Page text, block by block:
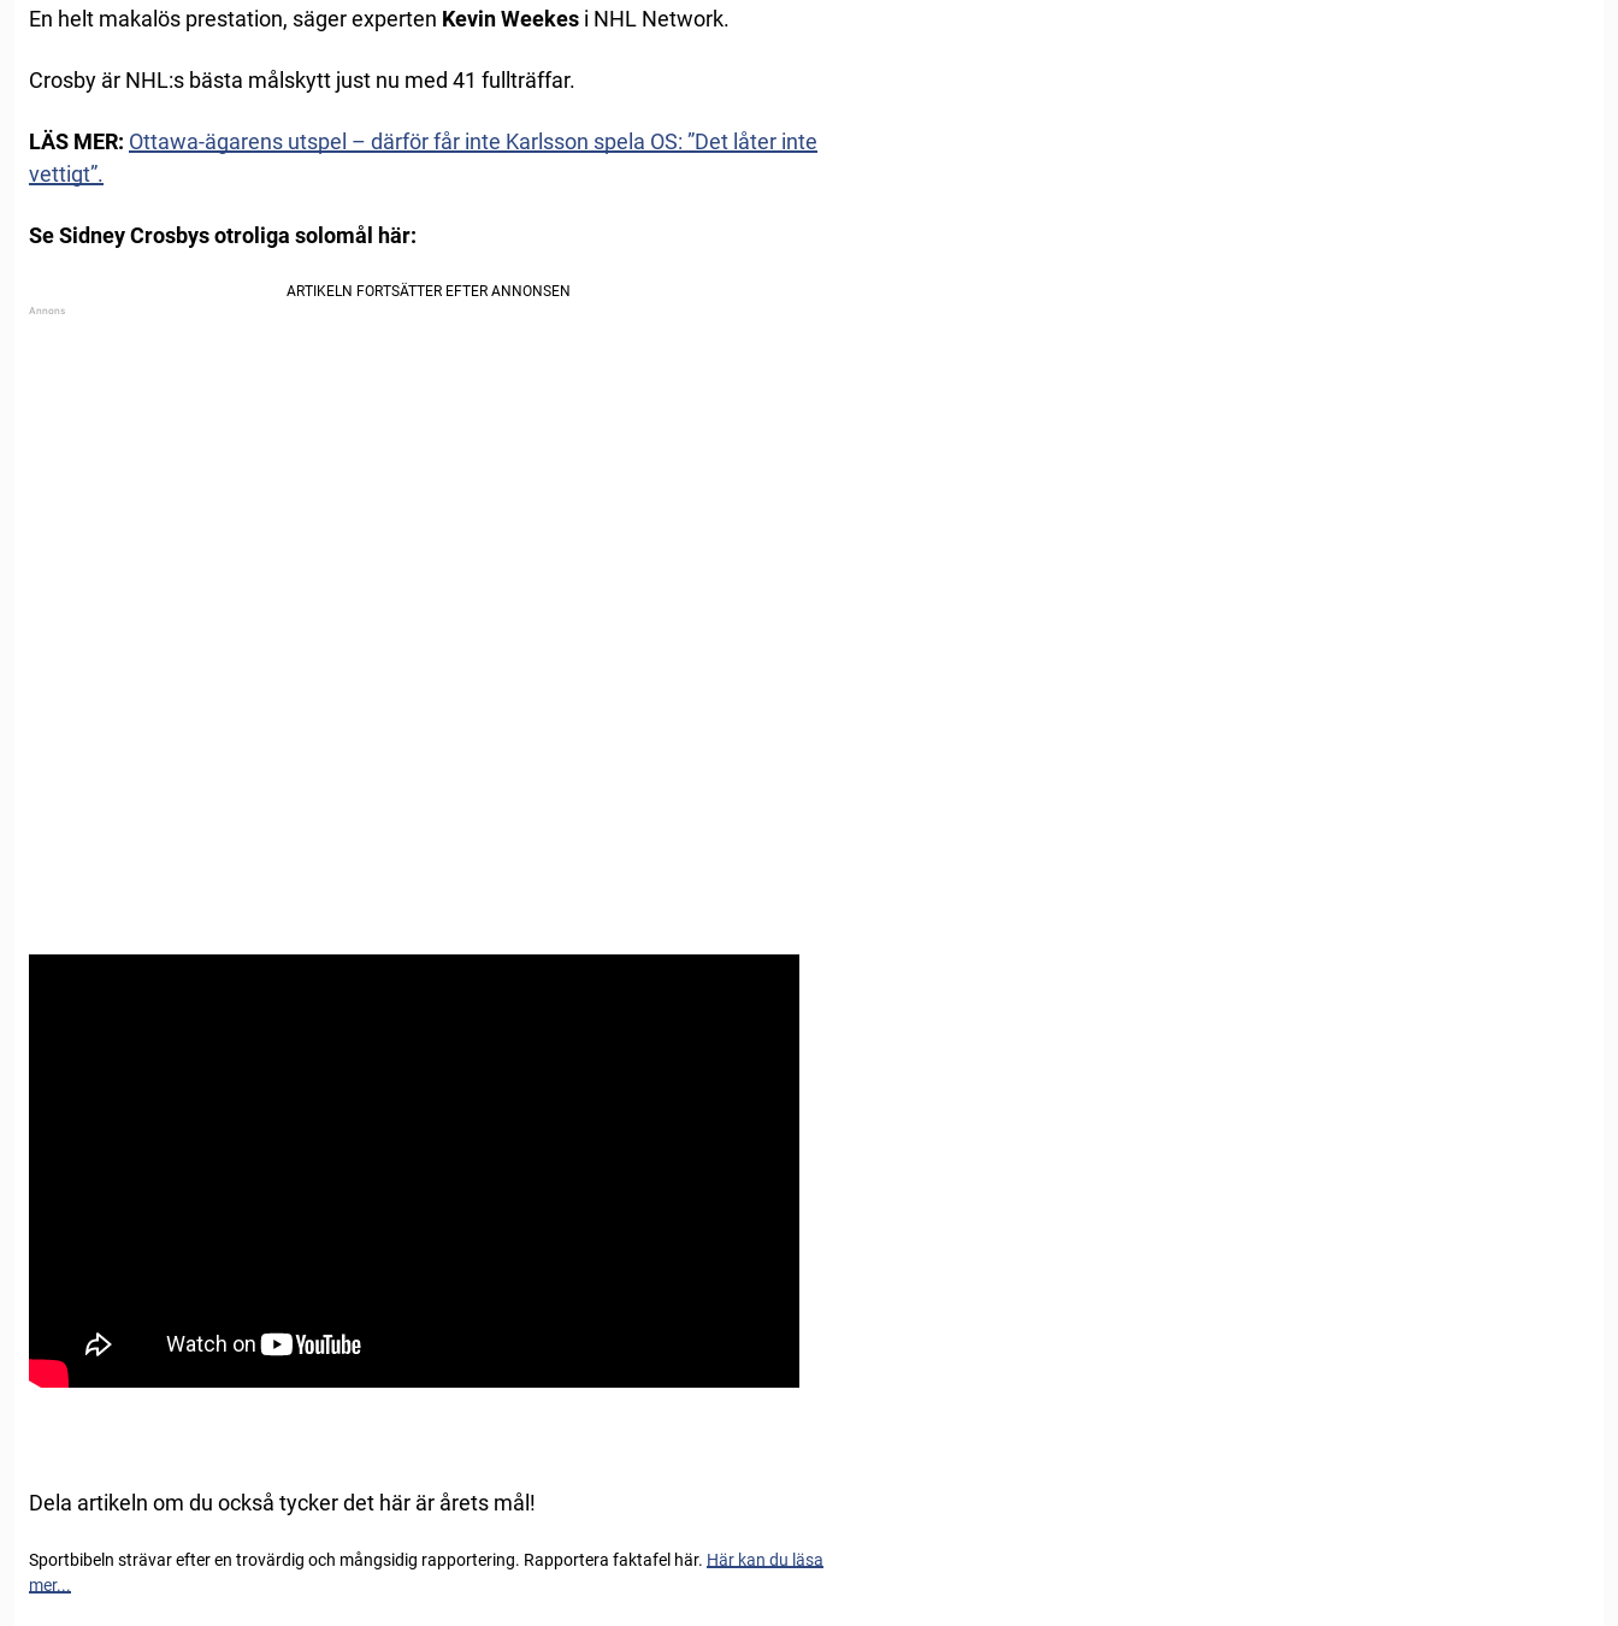
En helt makalös prestation, säger experten Kevin Weekes i NHL Network.
Crosby är NHL:s bästa målskytt just nu med 41 fullträffar.
LÄS MER: Ottawa-ägarens utspel – därför får inte Karlsson spela OS: ”Det låter inte
vettigt”.
Se Sidney Crosbys otroliga solomål här:
Dela artikeln om du också tycker det här är årets mål!
Sportbibeln strävar efter en trovärdig och mångsidig rapportering. Rapportera faktafel här. Här kan du läsa
mer...